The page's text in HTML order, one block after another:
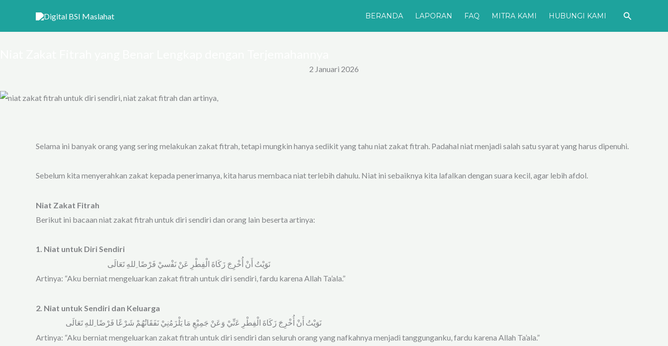
konten
BERANDA LAPORAN FAQ MITRA KAMI HUBUNGI KAMI Cari
2 Januari 2026
Selama ini banyak orang yang sering melakukan zakat fitrah, tetapi mungkin hanya sedikit yang tahu niat zakat fitrah. Padahal niat menjadi salah satu syarat yang harus dipenuhi.
Sebelum kita menyerahkan zakat kepada penerimanya, kita harus membaca niat terlebih dahulu. Niat ini sebaiknya kita lafalkan dengan suara kecil, agar lebih afdol.
Niat Zakat Fitrah
Berikut ini bacaan niat zakat fitrah untuk diri sendiri dan orang lain beserta artinya:
1. Niat untuk Diri Sendiri
ﻧَﻮَﻳْﺖُ أَﻥْ أُﺧْﺮِﺝَ ﺯَﻛَﺎﺓَ ﺍﻟْﻔِﻄْﺮِ ﻋَﻦْ ﻧَﻔْسيْ ﻓَﺮْﺿًﺎ ِﻟﻠﻪِ ﺗَﻌَﺎﻟَﻰ
Artinya: “Aku berniat mengeluarkan zakat fitrah untuk diri sendiri, fardu karena Allah Ta’ala.”
2. Niat untuk Sendiri dan Keluarga
ﻧَﻮَﻳْﺖُ ﺃَﻥْ ﺃُﺧْﺮِﺝَ ﺯَﻛَﺎﺓَ ﺍﻟْﻔِﻄْﺮِ ﻋَنِّيْ ﻭَﻋَﻦْ ﺟَﻤِﻴْﻊِ ﻣَﺎ ﻳَﻠْﺰَﻣُنِيْ ﻧَﻔَﻘَﺎﺗُﻬُﻢْ ﺷَﺮْﻋًﺎ ﻓَﺮْﺿًﺎ ِﻟﻠﻪِ ﺗَﻌَﺎﻟَﻰ
Artinya: “Aku berniat mengeluarkan zakat fitrah untuk diri sendiri dan seluruh orang yang nafkahnya menjadi tanggunganku, fardu karena Allah Ta’ala.”